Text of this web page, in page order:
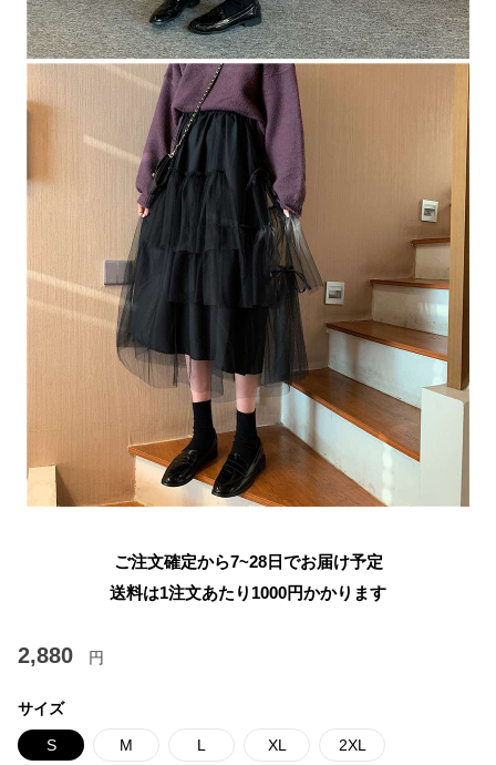
ご注文確定から7~28日でお届け予定
送料は1注文あたり 1000円かかります
2,880 円
サイズ
S M L XL 2XL